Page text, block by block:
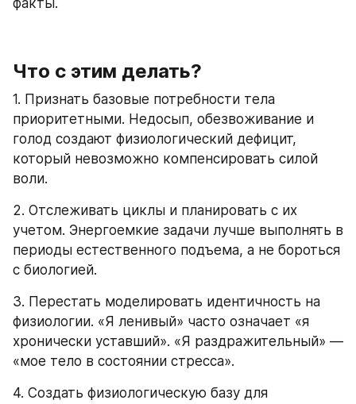
Что с этим делать?
1. Признать базовые потребности тела
приоритетными. Недосып, обезвоживание и
голод создают физиологический дефицит,
который невозможно компенсировать силой
воли.
2. Отслеживать циклы и планировать с их
учетом. Энергоемкие задачи лучше выполнять в
периоды естественного подъема, а не бороться
с биологией.
3. Перестать моделировать идентичность на
физиологии. «Я ленивый» часто означает «я
хронически уставший». «Я раздражительный» —
«мое тело в состоянии стресса».
4. Создать физиологическую базу для